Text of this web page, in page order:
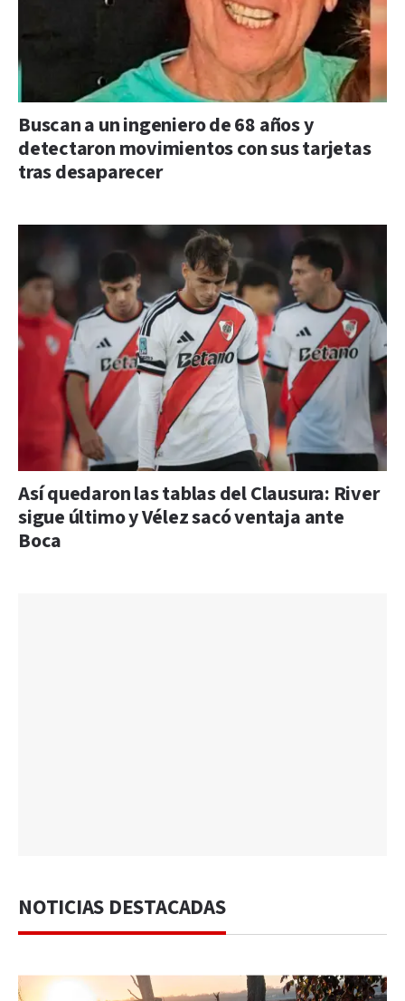
Buscan a un ingeniero de 68 años y
detectaron movimientos con sus tarjetas
tras desaparecer
Así quedaron las tablas del Clausura: River
sigue último y Vélez sacó ventaja ante
Boca
NOTICIAS DESTACADAS